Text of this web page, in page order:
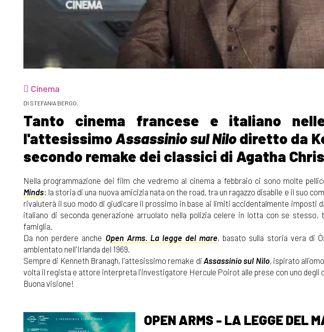
Cinema
DI STEFANIA BERGO.
Tanto cinema francese e italiano
l'attesissimo Assassinio sul Nilodiretto da
secondo remake dei classici di Agatha
Nella programmazione dei film che vedremo al cinema a febbraio ci sono molte
Minds: la storia di una nuova amicizia nata on the road, tra un ragazzo disabile e il suo
rivaluterà il suo modo di giudicare il prossimo in base ai limiti accidentalmente imposti
italiano di seconda generazione arruolato nella polizia celere in lotta con se
famiglia.
Da non perdere anche Open Arms. La legge del mare, basato sulla storia vera di
ambientato nell'Irlanda del 1969.
Sempre di Kenneth Branagh, l'attesissimo remake di Assassinio sul Nilo, ispirato
volta il regista e attore interpreta l'investigatore Hercule Poirot alle prese con uno degli
Buona visione!
OPEN ARMS - LA LEGGE DEL